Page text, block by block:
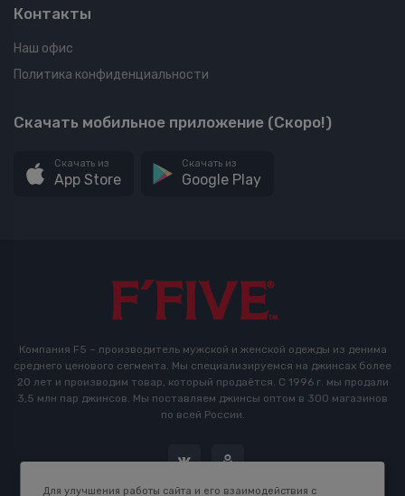
Контакты
Наш офис
Политика конфиденциальности
Скачать мобильное приложение (Скоро!)
Скачать из
App Store
Скачать из
Google Play
Компания F5 – производитель мужской и женской одежды из денима
среднего ценового сегмента. Мы специализируемся на джинсах более
20 лет и производим товар, который продаётся. С 1996 г. мы продали
3,5 млн пар джинсов. Мы поставляем джинсы оптом в 300 магазинов
по всей России.
Для улучшения работы сайта и его взаимодействия с